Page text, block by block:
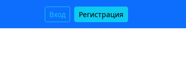
Вход Регистрация